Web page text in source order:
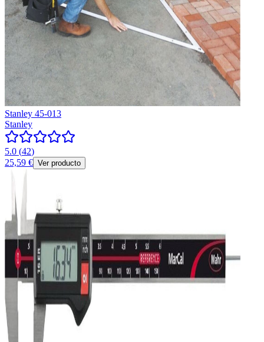
Stanley 45-013
Stanley
5.0 (42)
25,59 € Ver producto